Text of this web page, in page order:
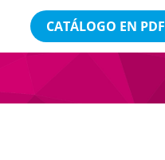
CATÁLOGO EN PDF